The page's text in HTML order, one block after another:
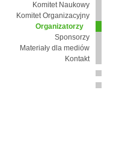
Komitet Naukowy
Komitet Organizacyjny
Organizatorzy
Sponsorzy
Materiały dla mediów
Kontakt